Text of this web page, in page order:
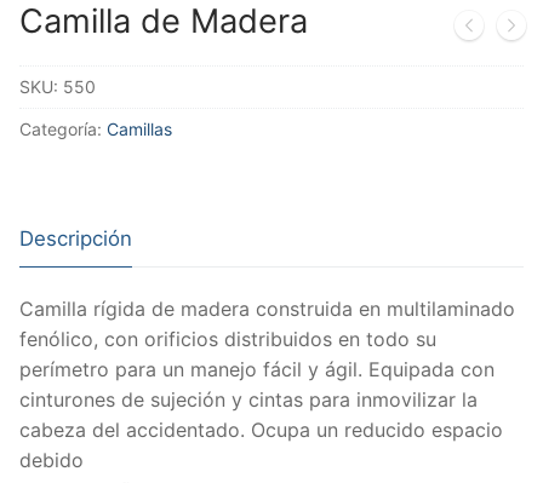
Camilla de Madera
SKU: 550
Categoría: Camillas
Descripción
Camilla rígida de madera construida en multilaminado
fenólico, con orificios distribuidos en todo su
perímetro para un manejo fácil y ágil. Equipada con
cinturones de sujeción y cintas para inmovilizar la
cabeza del accidentado. Ocupa un reducido espacio
debido